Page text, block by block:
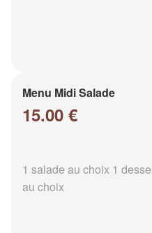
Menu Midi Salade
15.00 €
1 salade au choix 1
au choix